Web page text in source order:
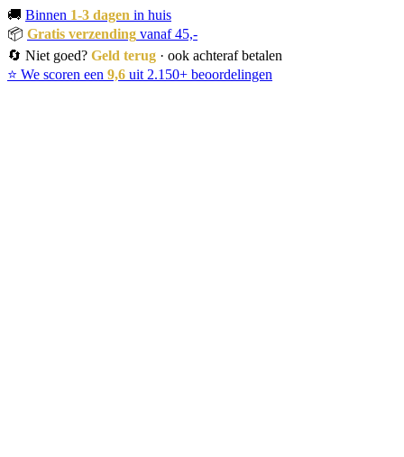
🚚 Binnen 1-3 dagen in huis
📦 Gratis verzending vanaf 45,-
🔄 Niet goed? Geld terug · ook achteraf betalen
⭐ We scoren een 9,6 uit 2.150+ beoordelingen